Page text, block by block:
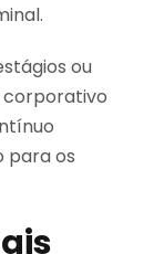
ou
corporativo
para os